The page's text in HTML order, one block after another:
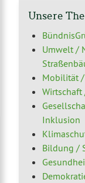
Unsere
Umwelt /
Mobilität /
Inklusion
Bildung /